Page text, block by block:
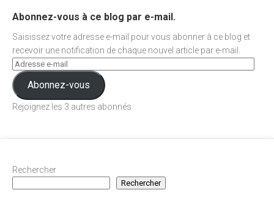
Abonnez-vous à ce blog par e-mail.
Saisissez votre adresse e-mail pour vous abonner à ce blog et
recevoir une notification de chaque nouvel article par e-mail.
Abonnez-vous
Rejoignez les 3 autres abonnés
Rechercher
Rechercher